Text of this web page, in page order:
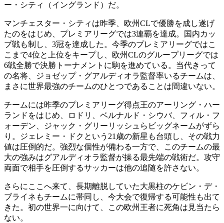
ー・シティ（イングランド）だ。
マンチェスター・シティは昨季、欧州CLで優勝を成し遂げ
たのをはじめ、プレミアリーグでは3連覇を達成。国内カッ
プ戦も制し、3冠を達成した。今季のプレミアリーグではこ
こまで4位と上位をキープし、欧州CLのグループリーグでは
6戦全勝で決勝トーナメントに駒を進めている。当代きって
の名将、ジョゼップ・グアルディオラ監督率いるチームは、
まさに世界最強のチームのひとつであることは間違いない。
チームには昨季のプレミアリーグ得点王のアーリング・ハー
ランドをはじめ、ロドリ、ベルナルド・シウバ、フィル・フ
ォーデン、ジャック・グリーリッシュらビッグネームがずら
り。ジェレミー・ドクという21歳の新星も台頭し、その戦力
値は圧倒的だ。強烈な個性が備わる一方で、このチームの最
大の強みはグアルディオラ監督が操る最先端の戦術だ。攻守
両面で相手を圧倒するサッカーは他の追随を許さない。
さらにここへ来て、長期離脱していた大黒柱のケビン・デ・
ブライネもチームに帯同し、今大会で復帰する可能性も出て
きた。初の世界一に向けて、この欧州王者に死角は見当たら
ない。